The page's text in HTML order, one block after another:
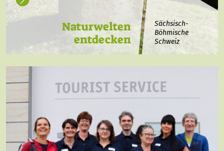
Naturwelten
entdecken
Sächsisch-
Böhmische
Schweiz